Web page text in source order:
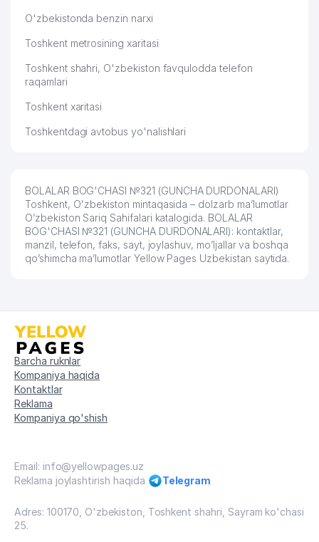
O'zbekistonda benzin narxi
Toshkent metrosining xaritasi
Toshkent shahri, O'zbekiston favqulodda telefon
raqamlari
Toshkent xaritasi
Toshkentdagi avtobus yo'nalishlari
BOLALAR BOG'CHASI №321 (GUNCHA DURDONALARI)
Toshkent, O'zbekiston mintaqasida – dolzarb ma’lumotlar
O’zbekiston Sariq Sahifalari katalogida. BOLALAR
BOG'CHASI №321 (GUNCHA DURDONALARI): kontaktlar,
manzil, telefon, faks, sayt, joylashuv, mo’ljallar va boshqa
qo’shimcha ma’lumotlar Yellow Pages Uzbekistan saytida.
Barcha ruknlar
Kompaniya haqida
Kontaktlar
Reklama
Kompaniya qo'shish
Email: info@yellowpages.uz
Reklama joylashtirish haqida
Telegram
Adres: 100170, O'zbekiston, Toshkent shahri, Sayram ko'chasi
25.